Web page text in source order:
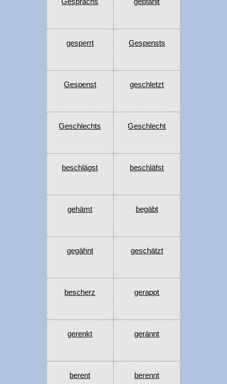
gesperrt Gespensts
Gespenst geschletzt
Geschlechts Geschlecht
beschlägst beschläfst
gehämt begäbt
gegähnt geschätzt
bescherz gerappt
gerenkt gerännt
berent berennt